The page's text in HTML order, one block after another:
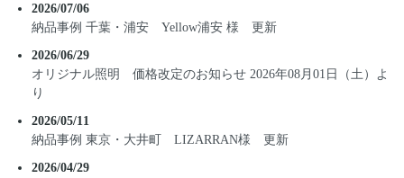
2026/07/06
納品事例 千葉・浦安 Yellow浦安 様 更新
2026/06/29
オリジナル照明 価格改定のお知らせ 2026年08月01日（土）よ
り
2026/05/11
納品事例 東京・大井町 LIZARRAN様 更新
2026/04/29